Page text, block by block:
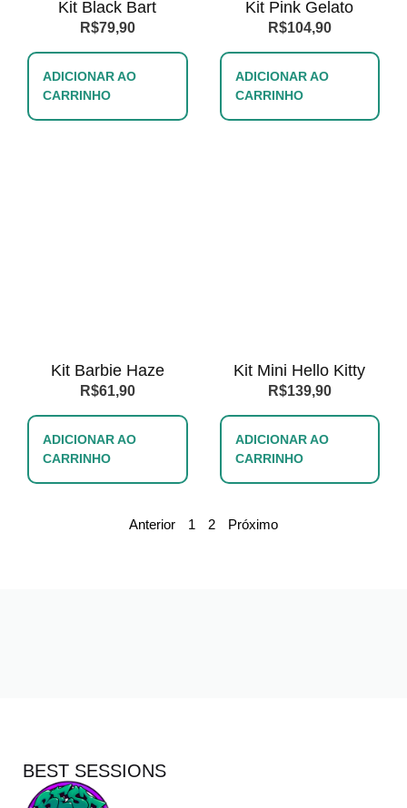
Kit Black Bart
R$79,90
ADICIONAR AO
CARRINHO
Kit Pink Gelato
R$104,90
ADICIONAR AO
CARRINHO
Kit Barbie Haze
R$61,90
ADICIONAR AO
CARRINHO
Kit Mini Hello Kitty
R$139,90
ADICIONAR AO
CARRINHO
Anterior 1 2 Próximo
BEST SESSIONS